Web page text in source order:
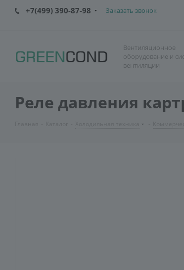
+7(499) 390-87-98 Заказать звонок
Вентиляционное
оборудование и
вентиляции
Реле давления